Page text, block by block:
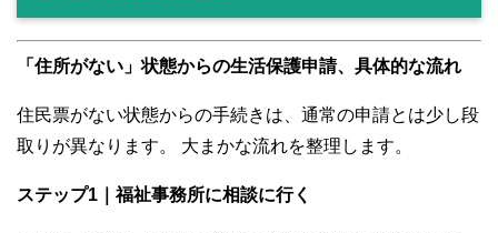
「住所がない」状態からの生活保護申請、具体的な流れ
住民票がない状態からの手続きは、通常の申請とは少し段
取りが異なります。 大まかな流れを整理します。
ステップ1｜福祉事務所に相談に行く